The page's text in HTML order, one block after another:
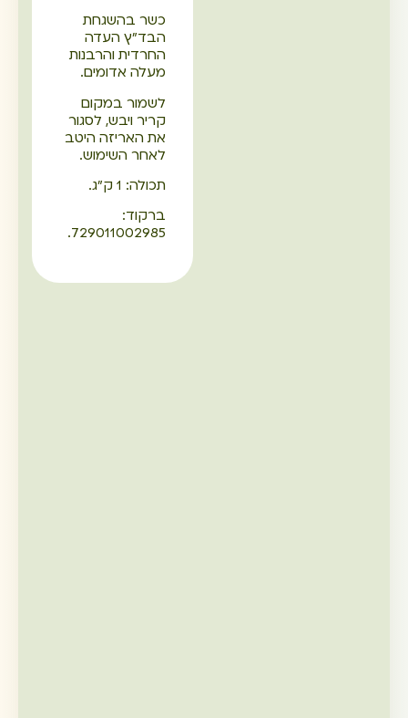
כשר בהשגחת
הבד"ץ העדה
החרדית והרבנות
מעלה אדומים.
לשמור במקום
קריר ויבש, לסגור
את האריזה היטב
לאחר השימוש.
תכולה: 1 ק"ג.
ברקוד:
729011002985.